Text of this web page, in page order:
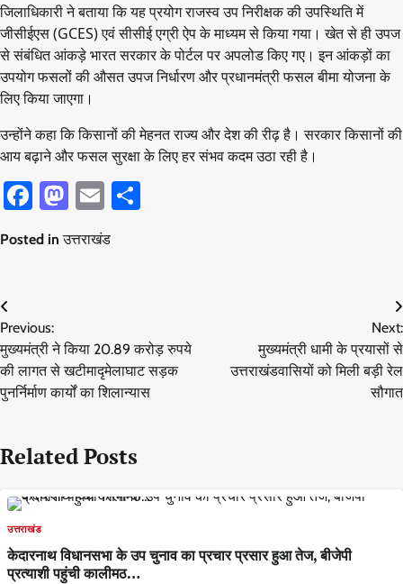
जिलाधिकारी ने बताया कि यह प्रयोग राजस्व उप निरीक्षक की उपस्थिति में
जीसीईएस (GCES) एवं सीसीई एग्री ऐप के माध्यम से किया गया। खेत से ही उपज
से संबंधित आंकड़े भारत सरकार के पोर्टल पर अपलोड किए गए। इन आंकड़ों का
उपयोग फसलों की औसत उपज निर्धारण और प्रधानमंत्री फसल बीमा योजना के
लिए किया जाएगा।
उन्होंने कहा कि किसानों की मेहनत राज्य और देश की रीढ़ है। सरकार किसानों की
आय बढ़ाने और फसल सुरक्षा के लिए हर संभव कदम उठा रही है।
Facebook
Mastodon
Email
Posted inउत्तराखंड
Post
navigation
Previous:
मुख्यमंत्री ने किया 20.89 करोड़ रुपये
की लागत से खटीमादृमेलाघाट सड़क
पुनर्निर्माण कार्यों का शिलान्यास
Next:
मुख्यमंत्री धामी के प्रयासों से
उत्तराखंडवासियों को मिली बड़ी रेल
सौगात
Related Posts
उत्तराखंड
केदारनाथ विधानसभा के उप चुनाव का प्रचार प्रसार हुआ तेज, बीजेपी
प्रत्याशी पहुंची कालीमठ…